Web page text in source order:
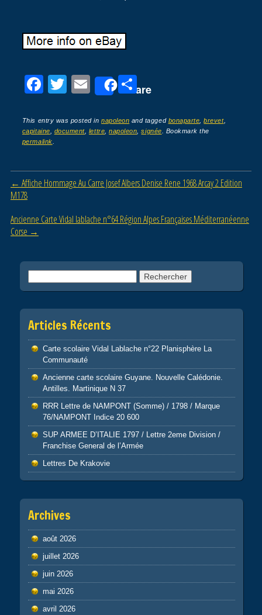
F
c
e
o
k
T
tt
er
E
ail
Share
P
ta
g
This entry was posted innapoleon and tagged bonaparte ,brevet,
capitaine
document, lettre ,napoleon ,signée . Bookmark the
permalink
Post navigation
← Affiche Hommage Au Carre Josef Albers Denise Rene 1968 Arcay 2 Edition
M178
Ancienne Carte Vidal lablache n°64 Région Alpes Françaises Méditerranéenne
Corse →
Articles Récents
Carte scolaire Vidal Lablache n°22 Planisphère La
Communauté
Ancienne carte scolaire Guyane. Nouvelle Calédonie.
Antilles. Martinique N 37
RRR Lettre de NAMPONT (Somme) / 1798 / Marque
76/NAMPONT Indice 20 600
SUP ARMEE D’ITALIE 1797 / Lettre 2eme Division /
Franchise General de l’Armée
Lettres De Krakovie
Archives
août 2026
juillet 2026
juin 2026
mai 2026
avril 2026